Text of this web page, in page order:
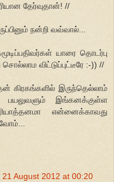
தேர்வுதான்! //
நன்றி வவ்வால்...
யாரை தொடர்பு
விட்டுப்புட்டீரே :-)) //
கிரகங்களில் இருந்தெல்லாம்
பயலுவளும் இங்கனக்குள்ள
என்னைக்காவது
21 August 2012 at 00:20